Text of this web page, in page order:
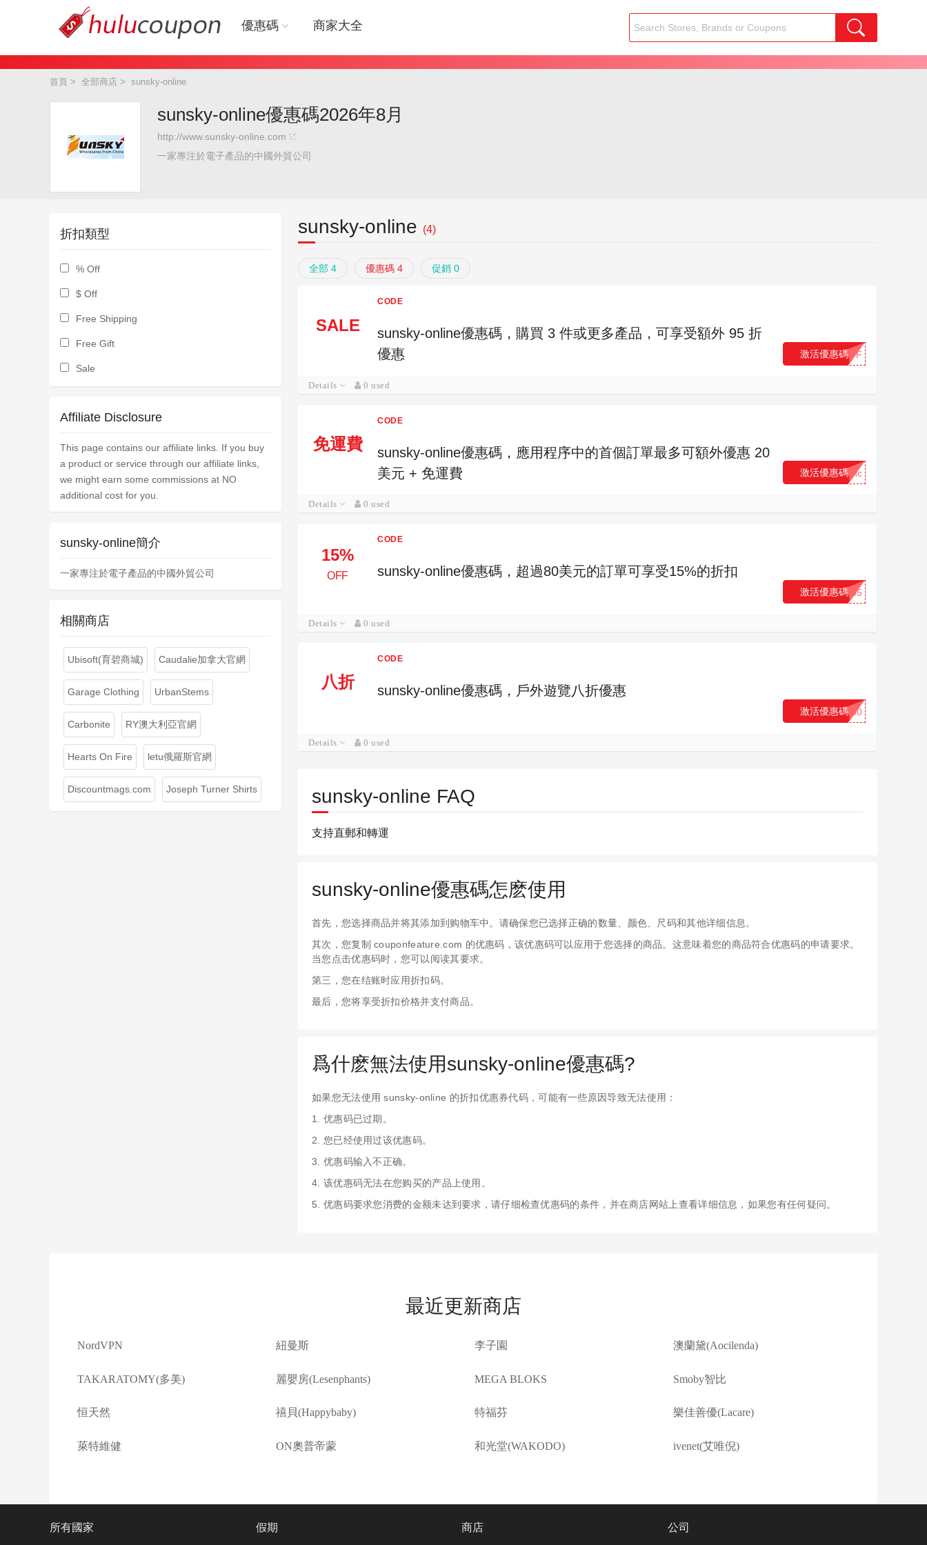
優惠碼 商家大全
首頁 > 全部商店 > sunsky-online
sunsky-online優惠碼2026年8月
http://www.sunsky-online.com
一家專注於電子產品的中國外貿公司
sunsky-online (4)
全部 4 優惠碼 4 促銷 0
SALE
CODE
sunsky-online優惠碼，購買 3 件或更多產品，可享受額外 95 折
優惠
...FF
激活優惠碼
Details 0 used
免運費
CODE
sunsky-online優惠碼，應用程序中的首個訂單最多可額外優惠 20
美元 + 免運費
...nc
激活優惠碼
Details 0 used
15%
OFF
CODE
sunsky-online優惠碼，超過80美元的訂單可享受15%的折扣
...85
激活優惠碼
Details 0 used
八折
CODE
sunsky-online優惠碼，戶外遊覽八折優惠
...80
激活優惠碼
Details 0 used
sunsky-online FAQ
支持直郵和轉運
sunsky-online優惠碼怎麽使用
首先，您选择商品并将其添加到购物车中。请确保您已选择正确的数量、颜色、尺码和其他详细信息。
其次，您复制 couponfeature.com 的优惠码，该优惠码可以应用于您选择的商品。这意味着您的商品符合优惠码的申请要求。
当您点击优惠码时，您可以阅读其要求。
第三，您在结账时应用折扣码。
最后，您将享受折扣价格并支付商品。
爲什麽無法使用sunsky-online優惠碼?
如果您无法使用 sunsky-online 的折扣优惠券代码，可能有一些原因导致无法使用：
1. 优惠码已过期。
2. 您已经使用过该优惠码。
3. 优惠码输入不正确。
4. 该优惠码无法在您购买的产品上使用。
5. 优惠码要求您消费的金额未达到要求，请仔细检查优惠码的条件，并在商店网站上查看详细信息，如果您有任何疑问。
折扣類型
% Off
$ Off
Free Shipping
Free Gift
Sale
Affiliate Disclosure
This page contains our affiliate links. If you buy
a product or service through our affiliate links,
we might earn some commissions at NO
additional cost for you.
sunsky-online簡介
一家專注於電子產品的中國外貿公司
相關商店
Ubisoft(育碧商城) Caudalie加拿大官網
Garage Clothing UrbanStems
Carbonite RY澳大利亞官網
Hearts On Fire letu俄羅斯官網
Discountmags.com Joseph Turner Shirts
最近更新商店
NordVPN 紐曼斯 李子園 澳蘭黛(Aocilenda)
TAKARATOMY(多美) 麗嬰房(Lesenphants) MEGA BLOKS Smoby智比
恒天然 禧貝(Happybaby) 特福芬 樂佳善優(Lacare)
萊特維健 ON奧普帝蒙 和光堂(WAKODO) ivenet(艾唯倪)
所有國家 假期 商店 公司